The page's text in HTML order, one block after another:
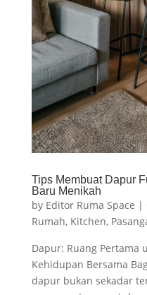
Tips Membuat Dapur
Baru Menikah
by Editor Ruma Space |
Rumah, Kitchen,
Dapur: Ruang Pertama
Kehidupan Bersama
dapur bukan sekadar